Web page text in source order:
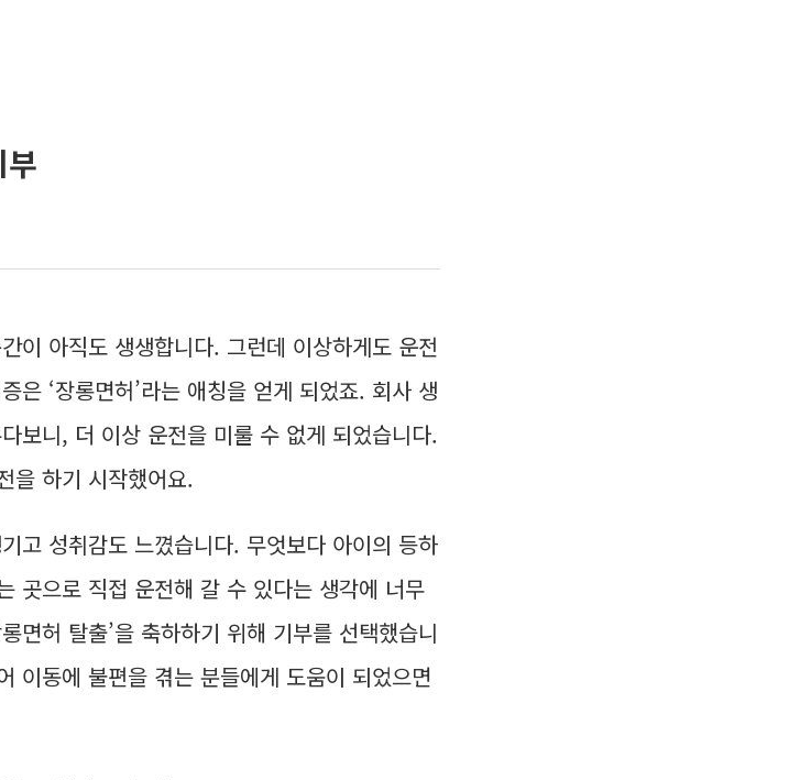
이 아직도 생생합니다. 그런데 이상하게도 운전
은 ‘장롱면허’라는 애칭을 얻게 되었죠. 회사 생
보니, 더 이상 운전을 미룰 수 없게 되었습니다.
을 하기 시작했어요.
고 성취감도 느꼈습니다. 무엇보다 아이의 등하
곳으로 직접 운전해 갈 수 있다는 생각에 너무
면허 탈출’을 축하하기 위해 기부를 선택했습니
이동에 불편을 겪는 분들에게 도움이 되었으면